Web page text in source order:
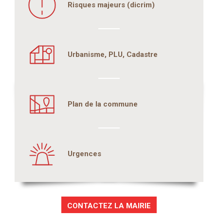
Risques majeurs (dicrim)
Urbanisme, PLU, Cadastre
Plan de la commune
Urgences
CONTACTEZ LA MAIRIE